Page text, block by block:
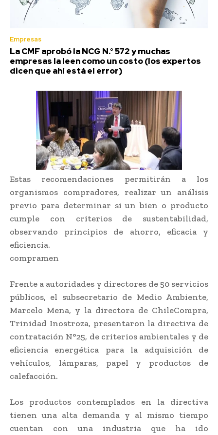
Empresas
La CMF aprobó la NCG N.° 572 y muchas
empresas la leen como un costo (los expertos
dicen que ahí está el error)
Estas recomendaciones permitirán a los
organismos compradores, realizar un análisis
previo para determinar si un bien o producto
cumple con criterios de sustentabilidad,
observando principios de ahorro, eficacia y
eficiencia.
compramen
Frente a autoridades y directores de 50 servicios
públicos, el subsecretario de Medio Ambiente,
Marcelo Mena, y la directora de ChileCompra,
Trinidad Inostroza, presentaron la directiva de
contratación N°25, de criterios ambientales y de
eficiencia energética para la adquisición de
vehículos, lámparas, papel y productos de
calefacción.
Los productos contemplados en la directiva
tienen una alta demanda y al mismo tiempo
cuentan con una industria que ha ido